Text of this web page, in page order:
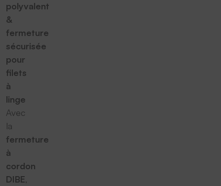
polyvalent
&
fermeture
sécurisée
pour
filets
à
linge
Avec
la
fermeture
à
cordon
DIBE,